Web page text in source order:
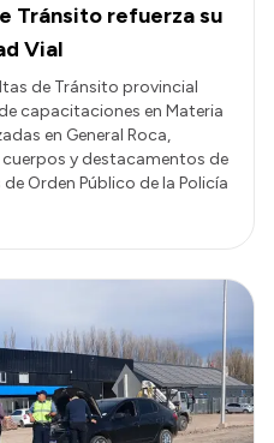
Tránsito refuerza su
Vial
de Tránsito provincial
capacitaciones en Materia
en General Roca,
y destacamentos de
Orden Público de la Policía